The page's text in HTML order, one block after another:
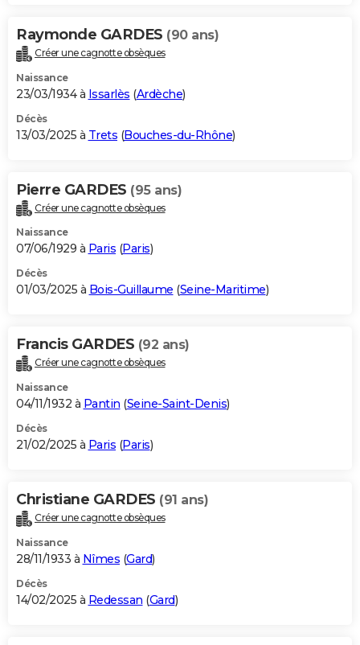
Raymonde GARDES (90 ans)
Créer une cagnotte obsèques
Naissance
23/03/1934 à Issarlès (Ardèche)
Décès
13/03/2025 à Trets (Bouches-du-Rhône)
Pierre GARDES (95 ans)
Créer une cagnotte obsèques
Naissance
07/06/1929 à Paris (Paris)
Décès
01/03/2025 à Bois-Guillaume (Seine-Maritime)
Francis GARDES (92 ans)
Créer une cagnotte obsèques
Naissance
04/11/1932 à Pantin (Seine-Saint-Denis)
Décès
21/02/2025 à Paris (Paris)
Christiane GARDES (91 ans)
Créer une cagnotte obsèques
Naissance
28/11/1933 à Nîmes (Gard)
Décès
14/02/2025 à Redessan (Gard)